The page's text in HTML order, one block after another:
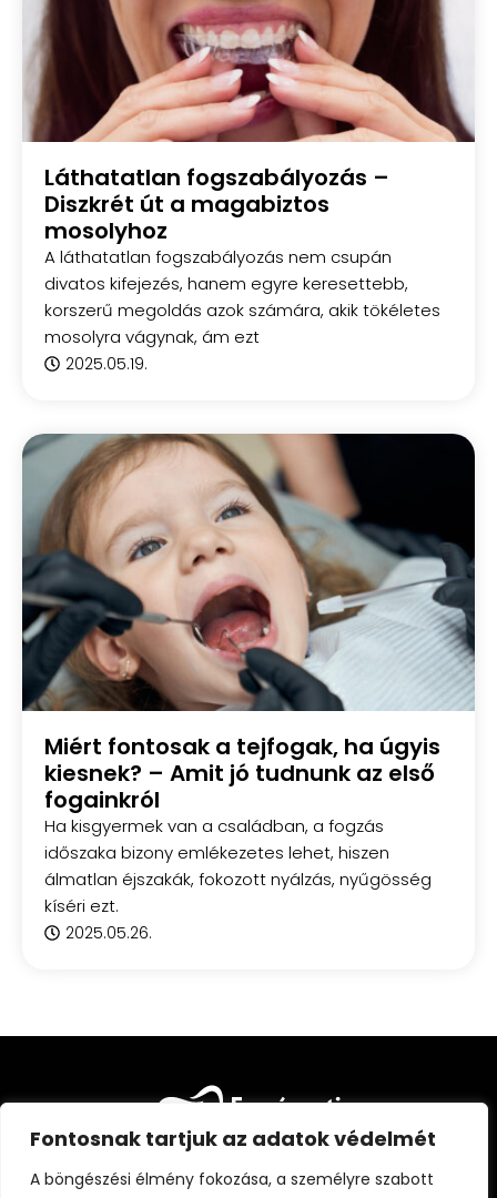
Fontosnak tartjuk az adatok védelmét
A böngészési élmény fokozása, a személyre szabott
Láthatatlan fogszabályozás –
Diszkrét út a magabiztos
mosolyhoz
A láthatatlan fogszabályozás nem csupán
divatos kifejezés, hanem egyre keresettebb,
korszerű megoldás azok számára, akik tökéletes
mosolyra vágynak, ám ezt
2025.05.19.
Miért fontosak a tejfogak, ha úgyis
kiesnek? – Amit jó tudnunk az első
fogainkról
Ha kisgyermek van a családban, a fogzás
időszaka bizony emlékezetes lehet, hiszen
álmatlan éjszakák, fokozott nyálzás, nyűgösség
kíséri ezt.
2025.05.26.